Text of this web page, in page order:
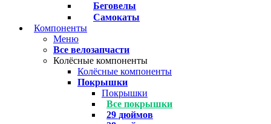
Беговелы
Самокаты
Компоненты
Меню
Все велозапчасти
Колёсные компоненты
Колёсные компоненты
Покрышки
Покрышки
Все покрышки
29 дюймов